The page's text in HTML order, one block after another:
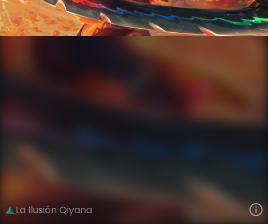
La Ilusión Qiyana
Qiyana Sueño de Vida La Ilusión
VIEW ON SKINSPOTLIGHTS